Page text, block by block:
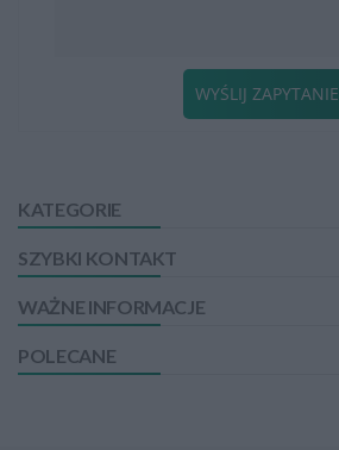
KATEGORIE
SZYBKI KONTAKT
WAŻNE INFORMACJE
POLECANE
WYŚLIJ ZAPYTANIE